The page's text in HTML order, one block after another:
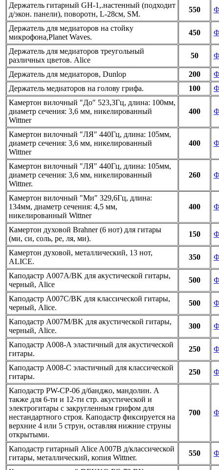
Держатель гитарный GH-1,.настенный (подходит
д/экон. панели), поворотн, L-28см, SM.
550
Держатель для медиаторов на стойку
микрофона,Planet Waves.
450
Держатель для медиаторов треугольный
различных цветов. Alice
50
Держатель для медиаторов, Dunlop 200
Держатель медиаторов на голову грифа.
100
Камертон вилочный ″До″ 523,3Гц, длина: 100мм,
диаметр сечения: 3,6 мм, никелированный
Wittner
400
Камертон вилочный ″ЛЯ″ 440Гц, длина: 105мм,
диаметр сечения: 3,6 мм, никелированный
Wittner
400
Камертон вилочный ″ЛЯ″ 440Гц, длина: 105мм,
диаметр сечения: 3,6 мм, никелированный
Wittner.
260
Камертон вилочный ″Ми″ 329,6Гц, длина:
134мм, диаметр сечения: 4,5 мм,
никелированный Wittner
400
Камертон духовой Brahner (6 нот) для гитары
(ми, си, соль, ре, ля, ми).
150
Камертон духовой, металлический, 13 нот,
ALICE.
350
Каподастр A007A/BK для акустической гитары,
черный, Alice
500
Каподастр A007C/BK для классической гитары,
черный, Alice.
500
Каподастр A007M/BK для акустической гитары,
черный, Alice.
300
Каподастр A008-A эластичный для акустической
гитары.
250
Каподастр A008-C эластичный для классической
гитары.
250
Каподастр PW-CP-06 д/банджо, мандолин. А
также для 6-ти и 12-ти стр. акустической и
электрогитары с закругленным грифом для
нестандартного строя. Каподастр фиксируется на
верхние 4 или 5 струн, оставляя нижние струны
открытыми.
700
Каподастр гитарный Alice A007B д/классической
гитары, металлический, копия Wittner.
550